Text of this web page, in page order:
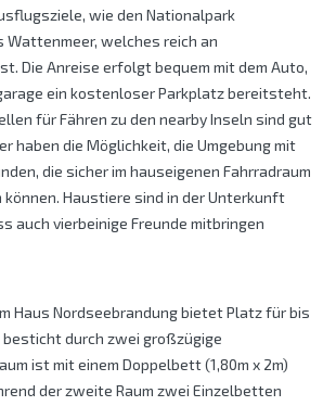
wie den Nationalpark
Wattenmeer, welches reich an
Die Anreise erfolgt bequem mit dem Auto,
ein kostenloser Parkplatz bereitsteht.
für Fähren zu den nearby Inseln sind gut
haben die Möglichkeit, die Umgebung mit
die sicher im hauseigenen Fahrradraum
Haustiere sind in der Unterkunft
auch vierbeinige Freunde mitbringen
Haus Nordseebrandung bietet Platz für bis
besticht durch zwei großzügige
ist mit einem Doppelbett (1,80m x 2m)
der zweite Raum zwei Einzelbetten